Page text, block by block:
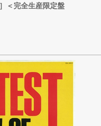
＜完全生産限定盤